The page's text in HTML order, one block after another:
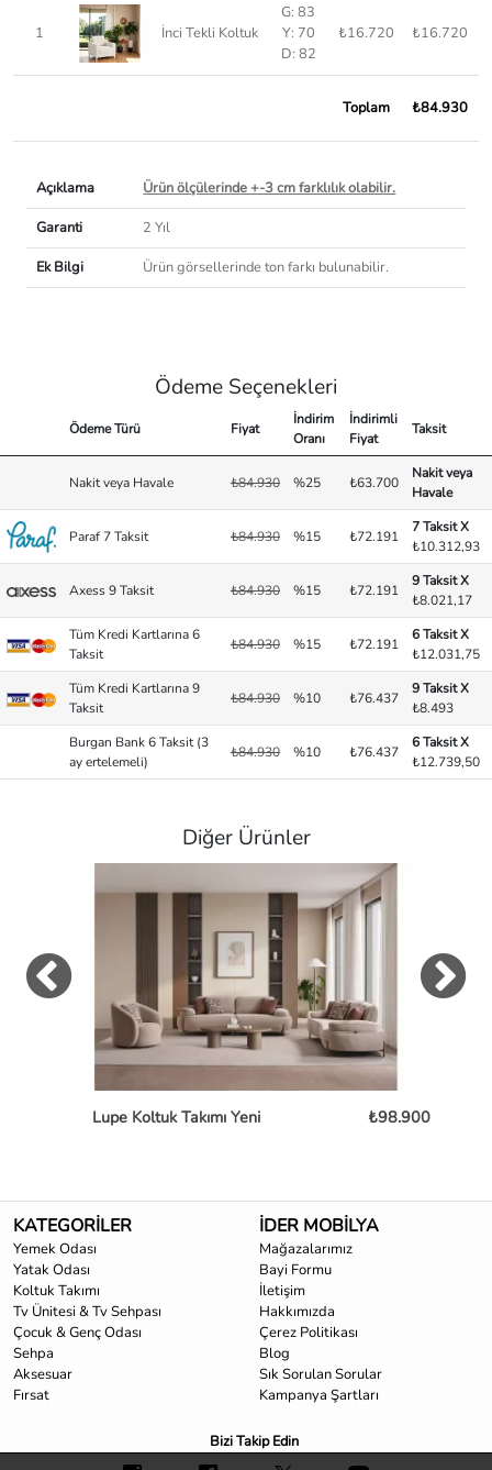
1 İnci Tekli Koltuk
G: 83
Y: 70
D: 82
₺16.720 ₺16.720
Toplam ₺84.930
Açıklama
Ürün ölçülerinde +-3 cm farklılık olabilir.
Garanti
2 Yıl
Ek Bilgi
Ürün görsellerinde ton farkı bulunabilir.
Ödeme Seçenekleri
Ödeme Türü Fiyat
İndirim
Oranı
İndirimli
Fiyat
Taksit
Nakit veya Havale ₺84.930 %25 ₺63.700
Nakit veya
Havale
Paraf 7 Taksit ₺84.930 %15 ₺72.191
7 Taksit X
₺10.312,93
Axess 9 Taksit ₺84.930 %15 ₺72.191
9 Taksit X
₺8.021,17
Tüm Kredi Kartlarına 6
Taksit
₺84.930 %15 ₺72.191
6 Taksit X
₺12.031,75
Tüm Kredi Kartlarına 9
Taksit
₺84.930 %10 ₺76.437
9 Taksit X
₺8.493
Burgan Bank 6 Taksit (3
ay ertelemeli)
₺84.930 %10 ₺76.437
6 Taksit X
₺12.739,50
Diğer Ürünler
Lupe Koltuk Takımı Yeni ₺98.900
KATEGORİLER
Yemek Odası
Yatak Odası
Koltuk Takımı
Tv Ünitesi & Tv Sehpası
Çocuk & Genç Odası
Sehpa
Aksesuar
Fırsat
İDER MOBİLYA
Mağazalarımız
Bayi Formu
İletişim
Hakkımızda
Çerez Politikası
Blog
Sık Sorulan Sorular
Kampanya Şartları
Bizi Takip Edin